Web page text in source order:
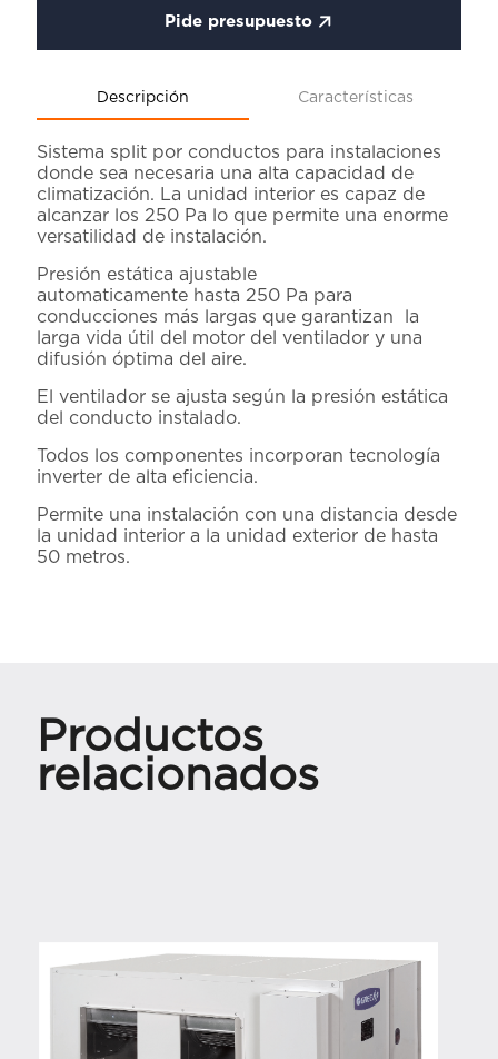
Pide presupuesto
Descripción Características
Sistema split por conductos para instalaciones
donde sea necesaria una alta capacidad de
climatización. La unidad interior es capaz de
alcanzar los 250 Pa lo que permite una enorme
versatilidad de instalación.
Presión estática ajustable
automaticamente hasta 250 Pa para
conducciones más largas que garantizan la
larga vida útil del motor del ventilador y una
difusión óptima del aire.
El ventilador se ajusta según la presión estática
del conducto instalado.
Todos los componentes incorporan tecnología
inverter de alta eficiencia.
Permite una instalación con una distancia desde
la unidad interior a la unidad exterior de hasta
50 metros.
Productos
relacionados